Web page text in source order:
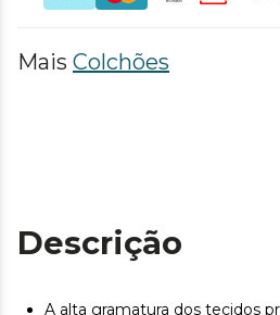
Mais Colchões
Descrição
A alta gramatura dos tecidos